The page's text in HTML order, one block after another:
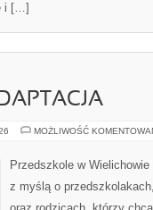
i […]
MOŻLIWOŚĆ
Przedszkole w
z myślą o